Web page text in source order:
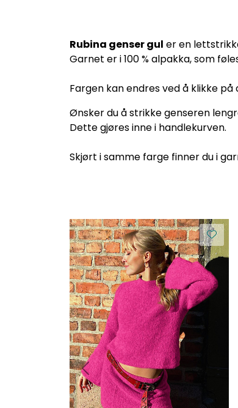
Rubina genser gul er en
Garnet er i 100 % alpakka, som
Fargen kan endres ved å klikke
Ønsker du å strikke genseren
Dette gjøres inne i handlekurven.
Skjørt i samme farge finner du i